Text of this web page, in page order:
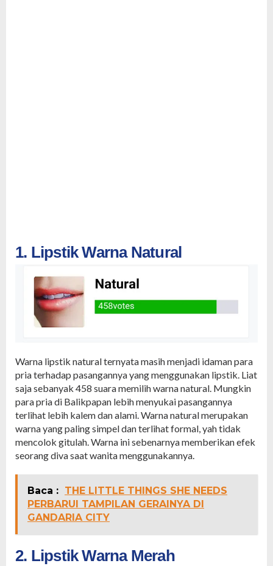
1. Lipstik Warna Natural
Warna lipstik natural ternyata masih menjadi idaman para
pria terhadap pasangannya yang menggunakan lipstik. Liat
saja sebanyak 458 suara memilih warna natural. Mungkin
para pria di Balikpapan lebih menyukai pasangannya
terlihat lebih kalem dan alami. Warna natural merupakan
warna yang paling simpel dan terlihat formal, yah tidak
mencolok gitulah. Warna ini sebenarnya memberikan efek
seorang diva saat wanita menggunakannya.
Baca : THE LITTLE THINGS SHE NEEDS
PERBARUI TAMPILAN GERAINYA DI
GANDARIA CITY
2. Lipstik Warna Merah